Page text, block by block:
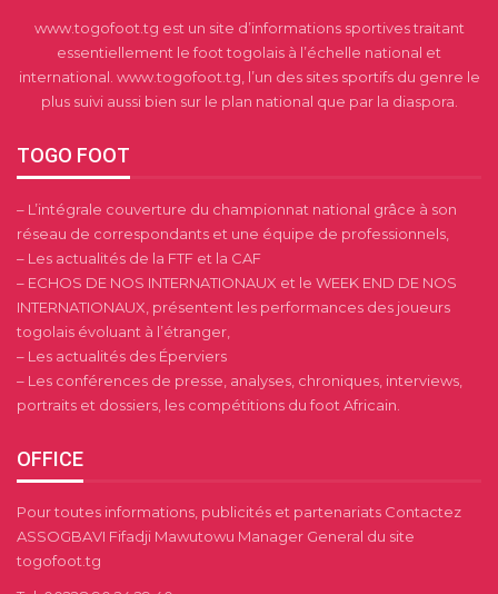
www.togofoot.tg est un site d’informations sportives traitant
essentiellement le foot togolais à l’échelle national et
international. www.togofoot.tg, l’un des sites sportifs du genre le
plus suivi aussi bien sur le plan national que par la diaspora.
TOGO FOOT
– L’intégrale couverture du championnat national grâce à son
réseau de correspondants et une équipe de professionnels,
– Les actualités de la FTF et la CAF
– ECHOS DE NOS INTERNATIONAUX et le WEEK END DE NOS
INTERNATIONAUX, présentent les performances des joueurs
togolais évoluant à l’étranger,
– Les actualités des Éperviers
– Les conférences de presse, analyses, chroniques, interviews,
portraits et dossiers, les compétitions du foot Africain.
OFFICE
Pour toutes informations, publicités et partenariats Contactez
ASSOGBAVI Fifadji Mawutowu Manager General du site
togofoot.tg